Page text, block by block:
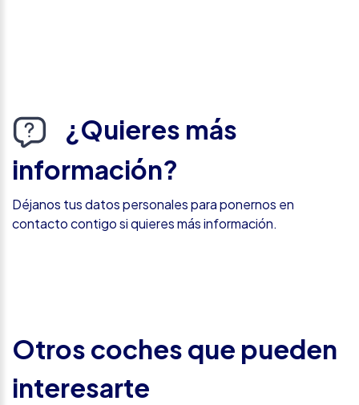
¿Quieres más
información?
Déjanos tus datos personales para ponernos en
contacto contigo si quieres más información.
Otros coches que pueden
interesarte